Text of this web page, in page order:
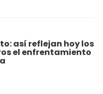
así reflejan hoy los
el enfrentamiento